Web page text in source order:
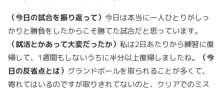
（今日の試合を振り返って） 今日は本当に一人ひとりがしっ
かりと勝負をしたからこそ勝てた試合だと思っています。
（就活とかあって大変だったか） 私は2日あたりから練習に復
帰して、1週間もしないうちに半分以上復帰しましたね。
（今
日の反省点とは） グランドボールを取られることが多くて、
寄れてはいるのですが取りきれてないのと、クリアでのミス